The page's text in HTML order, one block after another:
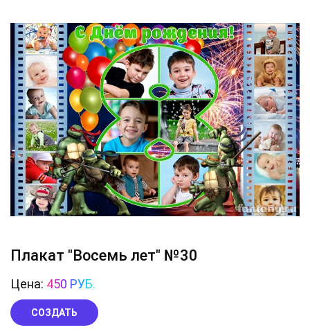
Плакат "Восемь лет" №30
Цена: 450 РУБ.
СОЗДАТЬ